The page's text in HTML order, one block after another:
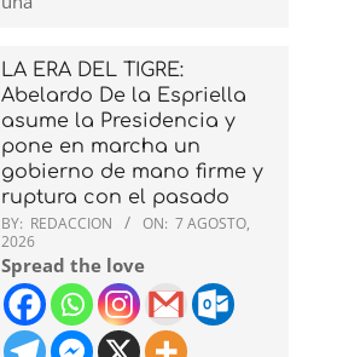
LA ERA DEL TIGRE:
Abelardo De la Espriella
asume la Presidencia y
pone en marcha un
gobierno de mano firme y
ruptura con el pasado
BY: REDACCION ON: 7 AGOSTO,
2026
Spread the love